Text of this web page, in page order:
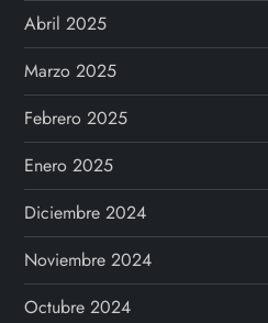
Abril 2025
Marzo 2025
Febrero 2025
Enero 2025
Diciembre 2024
Noviembre 2024
Octubre 2024